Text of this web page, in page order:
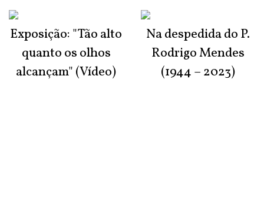
Exposição: "Tão alto
quanto os olhos
alcançam" (Vídeo)
Na despedida do P.
Rodrigo Mendes
(1944 – 2023)